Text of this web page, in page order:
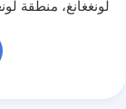
لونغغانغ، منطقة